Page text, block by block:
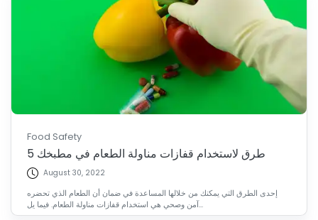
Food Safety
5 طرق لاستخدام قفازات مناولة الطعام في مطبخك
August 30, 2022
إحدى الطرق التي يمكنك من خلالها المساعدة في ضمان أن الطعام الذي تحضره
آمن وصحي هي استخدام قفازات مناولة الطعام. فيما يل...